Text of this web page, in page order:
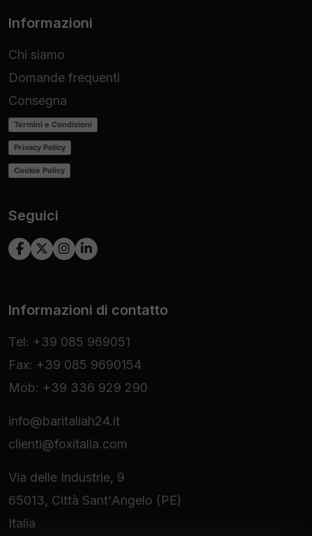
Informazioni
Chi siamo
Domande frequenti
Consegna
Termini e Condizioni
Privacy Policy
Cookie Policy
Seguici
Informazioni di contatto
Tel: +39 085 969051
Fax: +39 085 9690154
Mob: +39 336 929 290
info@baritaliah24.it
clienti@foxitalia.com
Via delle Industrie, 9
65013, Città Sant'Angelo (PE)
Italia